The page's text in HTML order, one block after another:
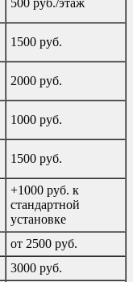
1500 руб.
2000 руб.
1000 руб.
1500 руб.
+1000 руб. к
стандартной
установке
от 2500 руб.
3000 руб.